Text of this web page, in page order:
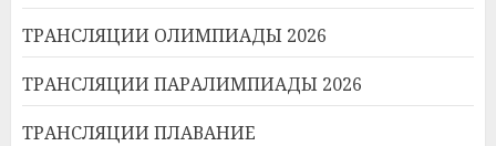
ТРАНСЛЯЦИИ ОЛИМПИАДЫ 2026
ТРАНСЛЯЦИИ ПАРАЛИМПИАДЫ 2026
ТРАНСЛЯЦИИ ПЛАВАНИЕ